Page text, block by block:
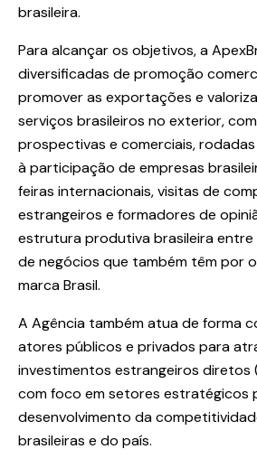
brasileira.
Para alcançar os objetivos, a
diversificadas de promoção
promover as exportações e
serviços brasileiros no exterior,
prospectivas e comerciais,
à participação de empresas
feiras internacionais, visitas de
estrangeiros e formadores de
estrutura produtiva brasileira
de negócios que também têm por
marca Brasil.
A Agência também atua de forma
atores públicos e privados para
investimentos estrangeiros diretos
com foco em setores estratégicos
desenvolvimento da
brasileiras e do país.